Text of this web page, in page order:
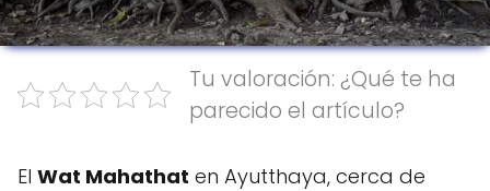
Tu valoración: ¿Qué te ha
parecido el artículo?
El Wat Mahathat en Ayutthaya, cerca de